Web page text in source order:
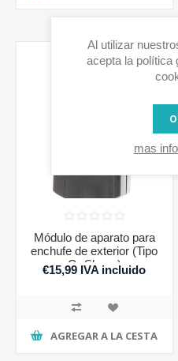
Módulo de aparato para
enchufe de exterior (Tipo
G- Shuco)
€15,99 IVA incluido
AGREGAR A LA CESTA
Al utilizar
acepta la política
mas